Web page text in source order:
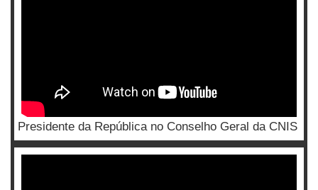
Presidente da República no Conselho Geral da CNIS